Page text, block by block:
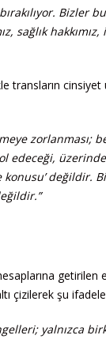
Bizler
sağlık
transların
zorlanması;
edeceği,
konusu’ değildir.
getirilen
çizilerek şu
yalnızca